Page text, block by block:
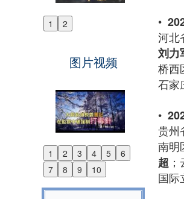
1 2
Previous
图片视频
1 2 3 4 5
6
7
8 9 10
Previous
Next
•
河北
刘力
桥西
石家
•
贵州
南明
超